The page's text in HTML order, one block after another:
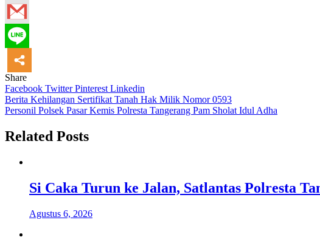
Share
Facebook TwitterPinterest Linkedin
Navigasi
pos
Berita Kehilangan Sertifikat Tanah Hak Milik Nomor 0593
Personil Polsek Pasar Kemis Polresta Tangerang Pam Sholat Idul Adha
Related Posts
Si Caka Turun ke Jalan, Satlantas Polresta
Agustus 6, 2026